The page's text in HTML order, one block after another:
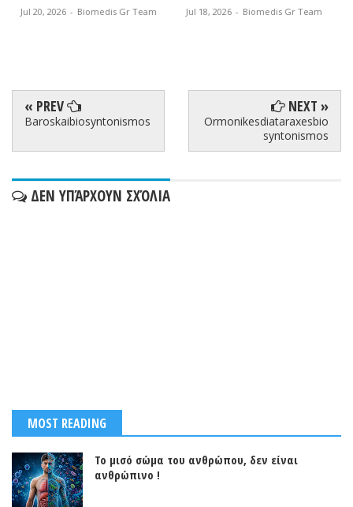
Jul 20, 2026 - Biomedis Gr Team Jul 18, 2026 - Biomedis Gr Team
« PREV
Baroskaibiosyntonismos
NEXT »
Ormonikesdiataraxesbio
syntonismos
ΔΕΝ ΥΠΆΡΧΟΥΝ ΣΧΌΛΙΑ
MOST READING
Το μισό σώμα του ανθρώπου, δεν είναι
ανθρώπινο !